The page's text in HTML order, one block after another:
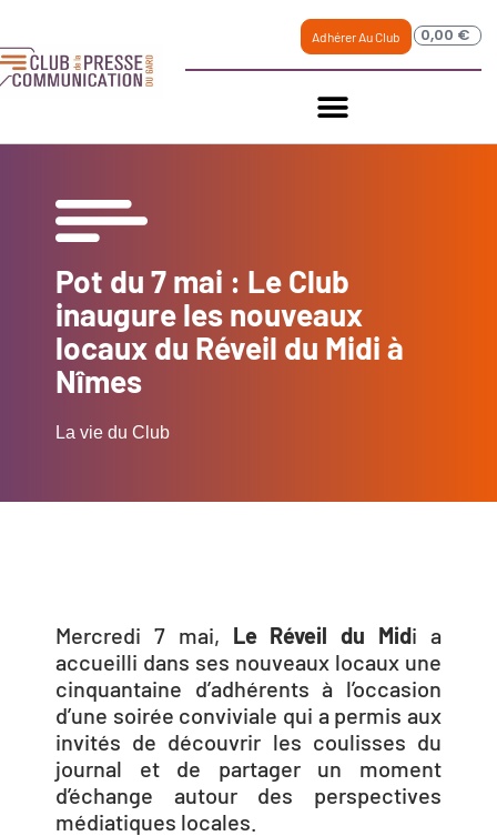
Adhérer Au Club 0,00 €
Pot du 7 mai : Le Club
inaugure les nouveaux
locaux du Réveil du Midi à
Nîmes
La vie du Club
Mercredi 7 mai, Le Réveil du Midi a
accueilli dans ses nouveaux locaux une
cinquantaine d’adhérents à l’occasion
d’une soirée conviviale qui a permis aux
invités de découvrir les coulisses du
journal et de partager un moment
d’échange autour des perspectives
médiatiques locales.